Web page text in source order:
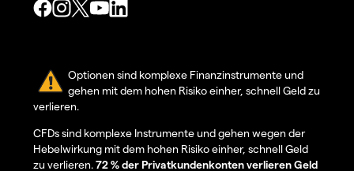
Optionen sind komplexe Finanzinstrumente und
gehen mit dem hohen Risiko einher, schnell Geld zu
verlieren.
CFDs sind komplexe Instrumente und gehen wegen der
Hebelwirkung mit dem hohen Risiko einher, schnell Geld
zu verlieren.72 % der Privatkundenkonten verlieren Geld